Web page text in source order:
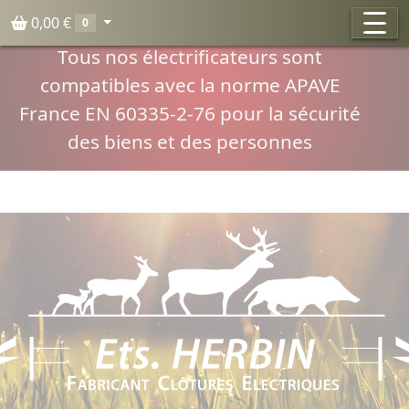
Panneau de gestion des cookies
Compatibilité normes APAVE
Tous nos électrificateurs sont
compatibles avec la norme APAVE
France EN 60335-2-76 pour la sécurité
des biens et des personnes
0,00 € 0